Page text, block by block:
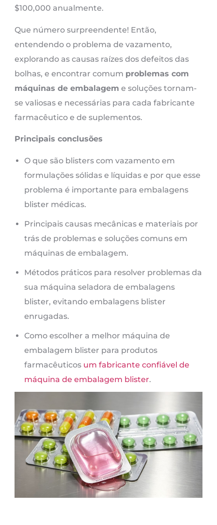
$100,000 anualmente.
Que número surpreendente! Então,
entendendo o problema de vazamento,
explorando as causas raízes dos defeitos das
bolhas, e encontrar comum problemas com
máquinas de embalagem e soluções tornam-
se valiosas e necessárias para cada fabricante
farmacêutico e de suplementos.
Principais conclusões
O que são blisters com vazamento em
formulações sólidas e líquidas e por que esse
problema é importante para embalagens
blister médicas.
Principais causas mecânicas e materiais por
trás de problemas e soluções comuns em
máquinas de embalagem.
Métodos práticos para resolver problemas da
sua máquina seladora de embalagens
blister, evitando embalagens blister
enrugadas.
Como escolher a melhor máquina de
embalagem blister para produtos
farmacêuticos um fabricante confiável de
máquina de embalagem blister.